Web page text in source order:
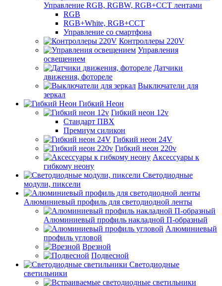
Управление RGB, RGBW, RGB+CCT лентами
RGB
RGB+White, RGB+CCT
Управление со смартфона
Контроллеры 220V
Управления
освещением
Датчики
движения, фотореле
Выключатели для
зеркал
Гибкий Неон
Гибкий неон 12v
Стандарт ПВХ
Премиум силикон
Гибкий неон 24V
Гибкий неон 220v
Аксессуары к
гибкому неону
Светодиодные
модули, пиксели
Алюминиевый профиль для светодиодной ленты
Алюминиевый профиль накладной П-образный
Алюминиевый
профиль угловой
Врезной
Подвесной
Светодиодные
светильники